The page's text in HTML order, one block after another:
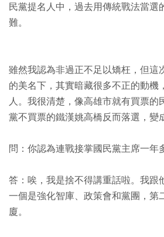
民黨提名人中，過去用傳統戰法當選
難。
雖然我認為非過正不足以矯枉，但這
的美名下，其實暗藏很多不正的動機
人。我很清楚，像高雄市就有買票的
黨不買票的鐵漢姚高橋反而落選，變
問：你認為連戰接掌國民黨主席一年
答：唉，我是捨不得講重話啦。我跟
一個是強化智庫、政策會和黨團，第
廈。